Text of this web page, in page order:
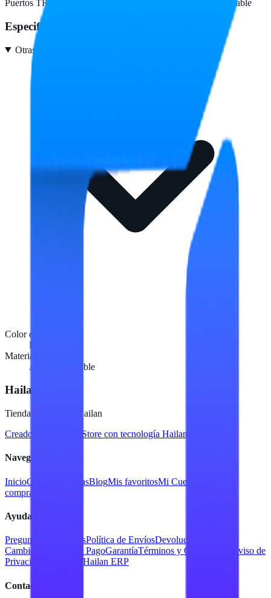
Puertos TRIPP-LITE N206-FP02-IND - Plata, Acero inoxidable
Especificaciones
Otras características
Color del producto
Plata
Materiales
Acero inoxidable
Hailan Store
Tienda en línea de Hailan
Creado para
Hailan Store con tecnología Hailan ERP
Navegación
InicioCatálogo MarcasBlogMis favoritosMi Cuenta
compra
Ayuda
Preguntas FrecuentesPolítica de EnvíosDevoluciones y
Cambios
Métodos de PagoGarantíaTérminos y Condiciones
Aviso de
Privacidad
Servicios Hailan ERP
Contacto